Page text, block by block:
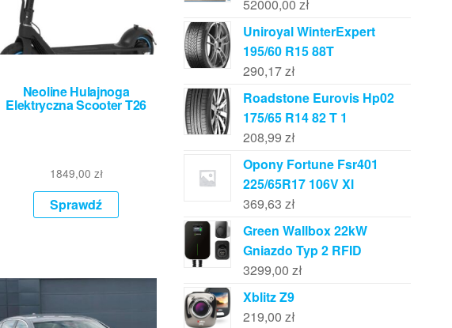
Neoline Hulajnoga
Elektryczna Scooter T26
1849,00 zł
Sprawdź
52000,00 zł
Uniroyal WinterExpert
195/60 R15 88T
290,17zł
Roadstone Eurovis Hp02
175/65 R14 82 T 1
208,99 zł
Opony Fortune Fsr401
225/65R17 106V Xl
369,63 zł
Green Wallbox 22kW
Gniazdo Typ 2 RFID
3299,00 zł
Xblitz Z9
219,00 zł